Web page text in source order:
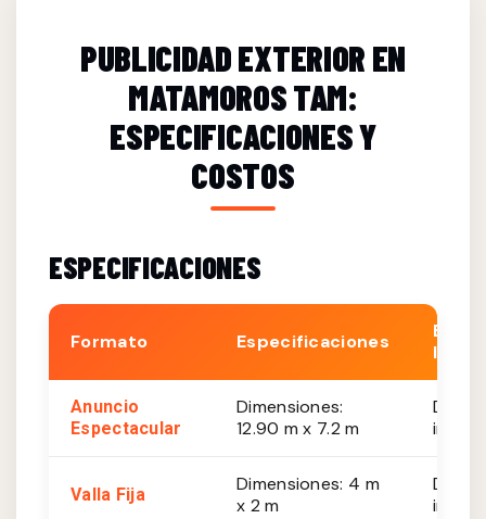
PUBLICIDAD EXTERIOR EN
MATAMOROS TAM:
ESPECIFICACIONES Y
COSTOS
ESPECIFICACIONES
Formato Especificaciones
Est.
Anuncio
Espectacular
Dimensiones:
12.90 m x 7.2 m
De
Valla Fija
Dimensiones: 4 m
x 2 m
De